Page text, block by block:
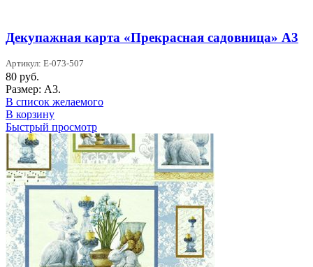
Декупажная карта «Прекрасная садовница» А3
Артикул: Е-073-507
80 руб.
Размер: А3.
В список желаемого
В корзину
Быстрый просмотр